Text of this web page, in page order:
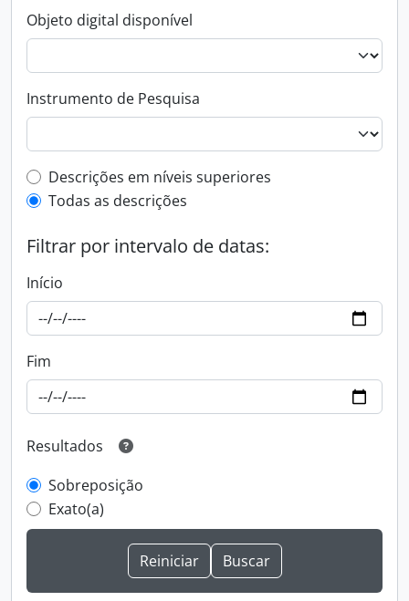
Objeto digital disponível
Instrumento de Pesquisa
Filtro de descrição de nível superior
Descrições em níveis superiores
Todas as descrições
Filtrar por intervalo de datas:
Início
Fim
Resultados
Sobreposição
Exato(a)